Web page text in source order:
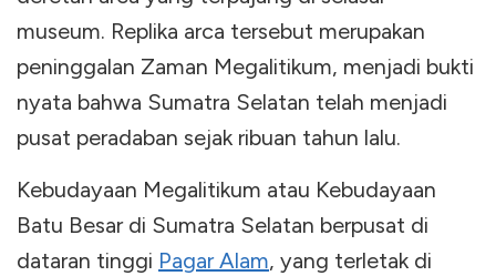
museum. Replika arca tersebut merupakan
peninggalan Zaman Megalitikum, menjadi bukti
nyata bahwa Sumatra Selatan telah menjadi
pusat peradaban sejak ribuan tahun lalu.
Kebudayaan Megalitikum atau Kebudayaan
Batu Besar di Sumatra Selatan berpusat di
dataran tinggi Pagar Alam, yang terletak di